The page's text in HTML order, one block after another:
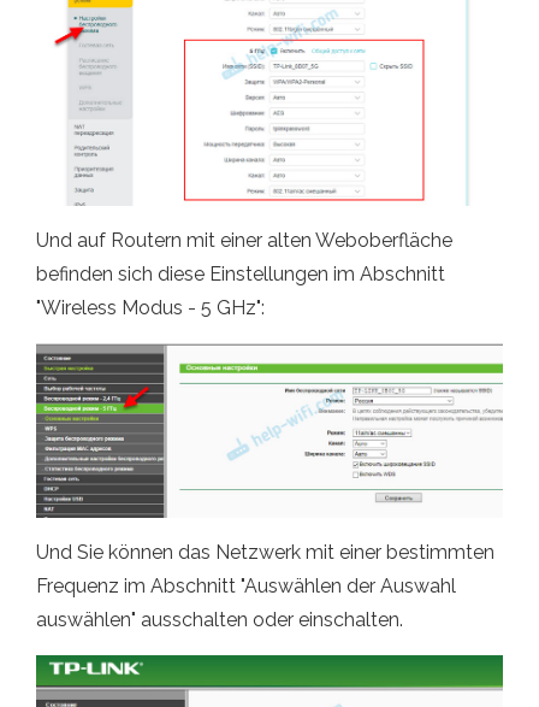
Und auf Routern mit einer alten Weboberfläche
befinden sich diese Einstellungen im Abschnitt
"Wireless Modus - 5 GHz":
Und Sie können das Netzwerk mit einer bestimmten
Frequenz im Abschnitt "Auswählen der Auswahl
auswählen" ausschalten oder einschalten.